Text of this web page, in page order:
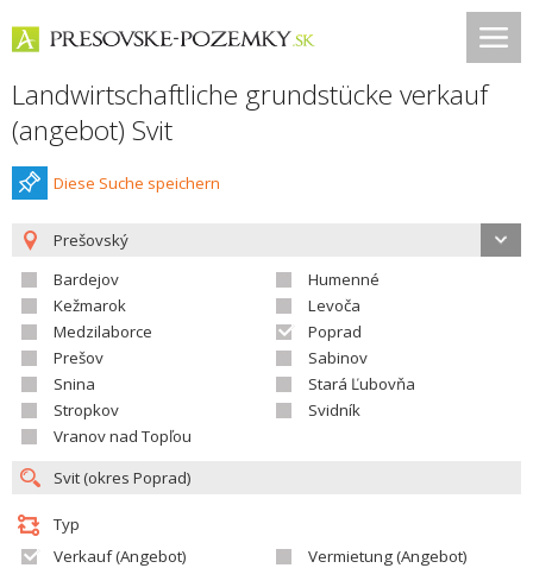
Landwirtschaftliche grundstücke verkauf
(angebot) Svit
Diese Suche speichern
Prešovský
Bardejov
Humenné
Kežmarok
Levoča
Medzilaborce
Poprad
Prešov
Sabinov
Snina
Stará Ľubovňa
Stropkov
Svidník
Vranov nad Topľou
Typ
Verkauf (Angebot)
Vermietung (Angebot)